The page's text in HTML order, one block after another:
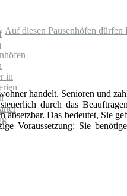
Auf diesen Pausenhöfen
handelt. Senioren und
durch das
absetzbar. Das bedeutet, Sie
Voraussetzung: Sie